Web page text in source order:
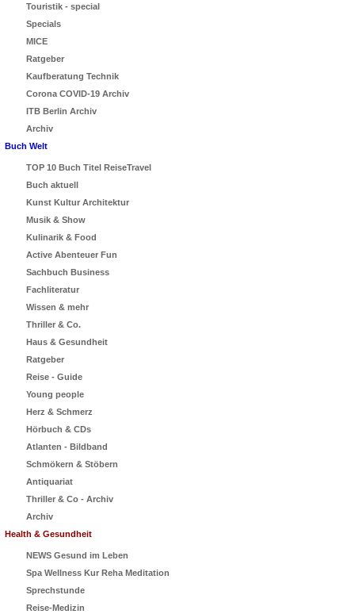
Touristik - special
Specials
MICE
Ratgeber
Kaufberatung Technik
Corona COVID-19 Archiv
ITB Berlin Archiv
Archiv
Buch Welt
TOP 10 Buch Titel ReiseTravel
Buch aktuell
Kunst Kultur Architektur
Musik & Show
Kulinarik & Food
Active Abenteuer Fun
Sachbuch Business
Fachliteratur
Wissen & mehr
Thriller & Co.
Haus & Gesundheit
Ratgeber
Reise - Guide
Young people
Herz & Schmerz
Hörbuch & CDs
Atlanten - Bildband
Schmökern & Stöbern
Antiquariat
Thriller & Co - Archiv
Archiv
Health & Gesundheit
NEWS Gesund im Leben
Spa Wellness Kur Reha Meditation
Sprechstunde
Reise-Medizin